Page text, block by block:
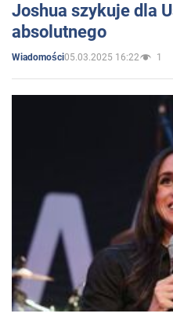
Joshua szykuje dla
absolutnego
Wiadomości05.03.2025 16:22 1